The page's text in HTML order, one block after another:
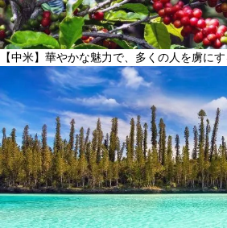
【中米】華やかな魅力で、多くの人を虜に